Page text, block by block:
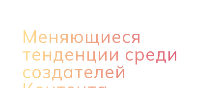
Меняющиеся
тенденции среди
создателей